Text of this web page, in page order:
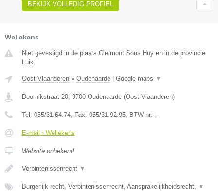
BEKIJK VOLLEDIG PROFIEL
Wellekens
Niet gevestigd in de plaats Clermont Sous Huy en in de provincie
Luik.
Oost-Vlaanderen » Oudenaarde Google maps ▼
Doornikstraat 20, 9700 Oudenaarde (Oost-Vlaanderen)
Tel: 055/31.64.74, Fax: 055/31.92.95, BTW-nr: -
E-mail › Wellekens
Website onbekend
Verbintenissenrecht ▼
Burgerlijk recht, Verbintenissenrecht, Aansprakelijkheidsrecht, ▼